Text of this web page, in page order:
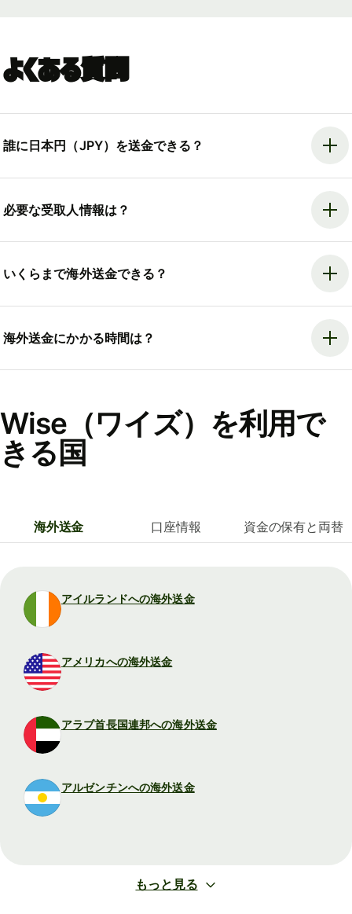
よくある質問
誰に日本円（JPY）を送金できる？
必要な受取人情報は？
いくらまで海外送金できる？
海外送金にかかる時間は？
Wise（ワイズ）を利用で
きる国
海外送金 口座情報 資金の保有と両替
アイルランドへの海外送金
アメリカへの海外送金
アラブ首長国連邦への海外送金
アルゼンチンへの海外送金
もっと見る